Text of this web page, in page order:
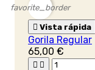
favorite_border
 Vista rápida
Gorila Regular
65,00 €
 